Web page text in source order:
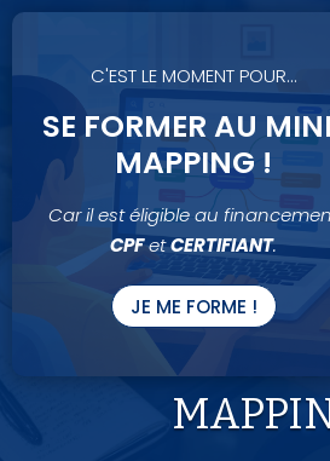
LIENS
C'EST LE MOMENT POUR...
SE FORMER AU
MAPPING !
Car il est éligible au
CPFetCERTIFIANT.
JE ME FORME !